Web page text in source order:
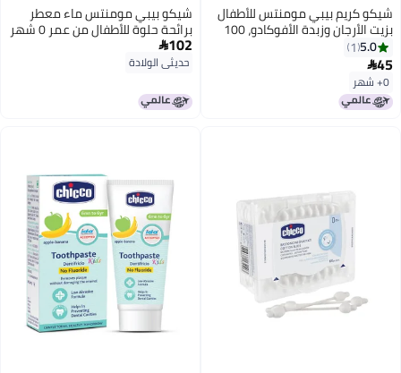
شيكو كريم بيبي مومنتس للأطفال
بزيت الأرجان وزبدة الأفوكادو، 100
جرام | مكونات طبيعية لبشرة رطبة |
تم اختباره من قبل أطباء الجلدية |
خالٍ من الفينوكسي إيثانول
والبارابين وكبريتات اللوريل
5.0
1
45
0+ شهر
شيكو بيبي مومنتس ماء معطر
برائحة حلوة للأطفال من عمر 0 ​​شهر
فما فوق، 100 مل
102
حديثي الولادة